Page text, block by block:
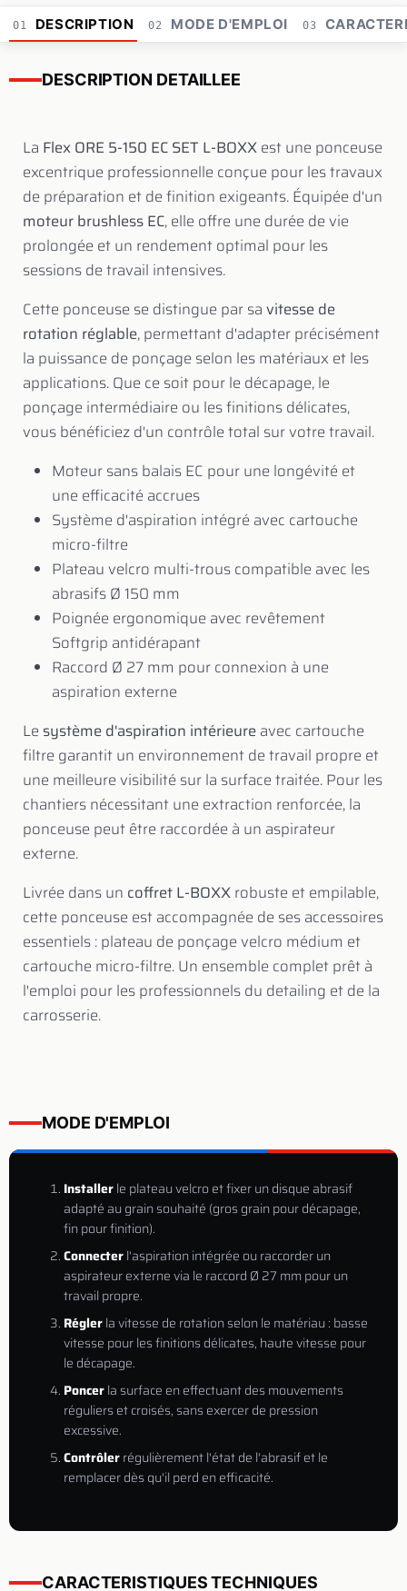
01 DESCRIPTION 02 MODE D'EMPLOI 03
DESCRIPTION DETAILLEE
La Flex ORE 5-150 EC SET L-BOXXest une ponceuse
excentrique professionnelle conçue pour les travaux
de préparation et de finition exigeants. Équipée d'un
moteur brushless EC, elle offre une durée de vie
prolongée et un rendement optimal pour les
sessions de travail intensives.
Cette ponceuse se distingue par savitesse de
rotation réglable, permettant d'adapter précisément
la puissance de ponçage selon les matériaux et les
applications. Que ce soit pour le décapage, le
ponçage intermédiaire ou les finitions délicates,
vous bénéficiez d'un contrôle total sur votre travail.
Moteur sans balais EC pour une longévité et
une efficacité accrues
Système d'aspiration intégré avec cartouche
micro-filtre
Plateau velcro multi-trous compatible avec les
abrasifs Ø 150 mm
Poignée ergonomique avec revêtement
Softgrip antidérapant
Raccord Ø 27 mm pour connexion à une
aspiration externe
Le système d'aspiration intérieureavec cartouche
filtre garantit un environnement de travail propre et
une meilleure visibilité sur la surface traitée. Pour les
chantiers nécessitant une extraction renforcée, la
ponceuse peut être raccordée à un aspirateur
externe.
Livrée dans un coffret L-BOXXrobuste et empilable,
cette ponceuse est accompagnée de ses accessoires
essentiels : plateau de ponçage velcro médium et
cartouche micro-filtre. Un ensemble complet prêt à
l'emploi pour les professionnels du detailing et de la
carrosserie.
MODE D'EMPLOI
Installerle plateau velcro et fixer un disque abrasif
adapté au grain souhaité (gros grain pour décapage,
fin pour finition).
Connecterl'aspiration intégrée ou raccorder un
aspirateur externe via le raccord Ø 27 mm pour un
travail propre.
Réglerla vitesse de rotation selon le matériau : basse
vitesse pour les finitions délicates, haute vitesse pour
le décapage.
Poncerla surface en effectuant des mouvements
réguliers et croisés, sans exercer de pression
excessive.
Contrôlerrégulièrement l'état de l'abrasif et le
remplacer dès qu'il perd en efficacité.
CARACTERISTIQUES TECHNIQUES